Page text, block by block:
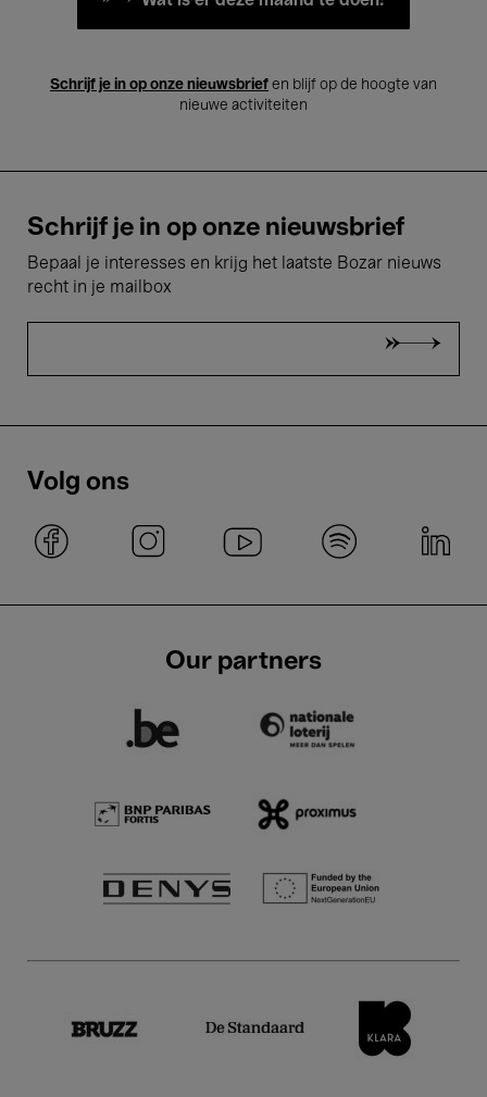
Schrijf je in op onze nieuwsbrief en blijf op de hoogte van
nieuwe activiteiten
Schrijf je in op onze nieuwsbrief
Bepaal je interesses en krijg het laatste Bozar nieuws
recht in je mailbox
Volg ons
Our partners